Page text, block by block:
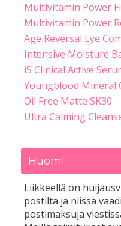
Multivitamin Power
Multivitamin Power
Age Reversal Eye
Intensive Moisture
iS Clinical Active
Youngblood Mineral
Oil Free Matte SK30
Ultra Calming
Huom!
Liikkeellä on
postilta ja niissä
postimaksuja